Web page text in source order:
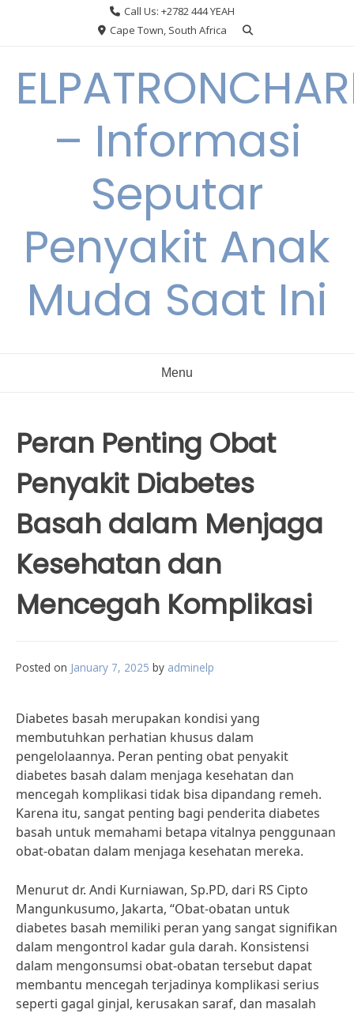
Call Us: +2782 444 YEAH
Cape Town, South Africa
– Informasi
Seputar
Penyakit Anak
Muda Saat Ini
Menu
Peran Penting Obat
Penyakit Diabetes
Basah dalam Menjaga
Kesehatan dan
Mencegah Komplikasi
Posted on January 7, 2025 by adminelp
Diabetes basah merupakan kondisi yang
membutuhkan perhatian khusus dalam
pengelolaannya. Peran penting obat penyakit
diabetes basah dalam menjaga kesehatan dan
mencegah komplikasi tidak bisa dipandang remeh.
Karena itu, sangat penting bagi penderita diabetes
basah untuk memahami betapa vitalnya penggunaan
obat-obatan dalam menjaga kesehatan mereka.
Menurut dr. Andi Kurniawan, Sp.PD, dari RS Cipto
Mangunkusumo, Jakarta, “Obat-obatan untuk
diabetes basah memiliki peran yang sangat signifikan
dalam mengontrol kadar gula darah. Konsistensi
dalam mengonsumsi obat-obatan tersebut dapat
membantu mencegah terjadinya komplikasi serius
seperti gagal ginjal, kerusakan saraf, dan masalah